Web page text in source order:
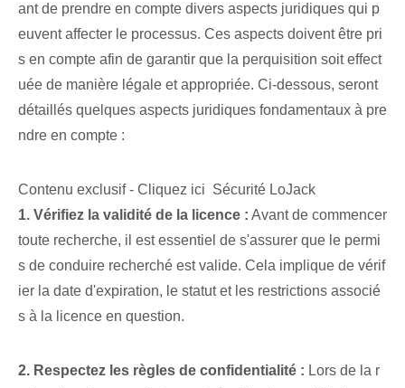
ant de prendre en compte divers aspects juridiques qui p
euvent affecter le processus. Ces aspects doivent être pri
s en compte afin de garantir que la perquisition soit effect
uée de manière légale et appropriée. Ci-dessous, seront
détaillés quelques aspects juridiques fondamentaux à pre
ndre en compte :
Contenu exclusif - Cliquez ici Sécurité LoJack
1. Vérifiez la validité de la licence : Avant de commencer
toute recherche, il est essentiel de s'assurer que le permi
s de conduire recherché est valide. Cela implique de vérif
ier la date d'expiration, le statut et les restrictions associé
s à la licence en question.
2. Respectez les règles de confidentialité : Lors de la r